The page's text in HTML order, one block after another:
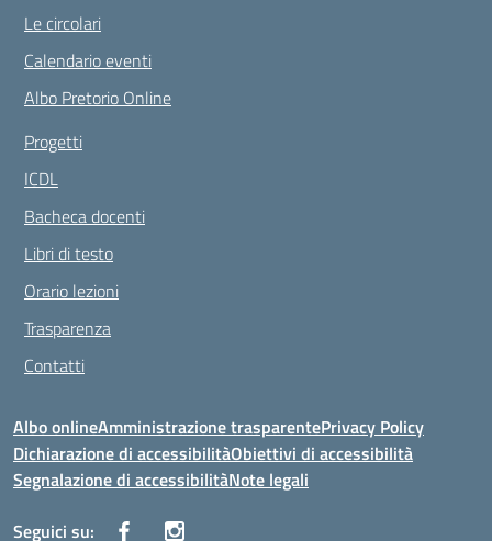
Le circolari
Calendario eventi
Albo Pretorio Online
Progetti
ICDL
Bacheca docenti
Libri di testo
Orario lezioni
Trasparenza
Contatti
Albo onlineAmministrazione trasparentePrivacy Policy
Dichiarazione di accessibilitàObiettivi di accessibilità
Segnalazione di accessibilitàNote legali
Seguici su: